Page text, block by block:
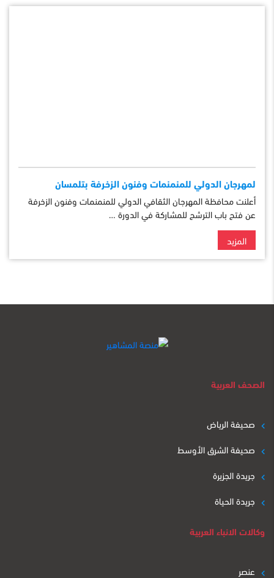
لمهرجان الدولي للمنمنمات وفنون الزخرفة بتلمسان
أعلنت محافظة المهرجان الثقافي الدولي للمنمنمات وفنون الزخرفة
عن فتح باب الترشح للمشاركة في الدورة …
المزيد
الصحف العربية
صحيفة الرياض
صحيفة الشرق الأوسط
جريدة الجزيرة
جريدة الحياة
وكالات الانباء العربية
عنصر